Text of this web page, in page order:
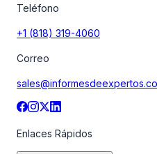
Teléfono
+1 (818) 319-4060
Correo
Enlaces Rápidos